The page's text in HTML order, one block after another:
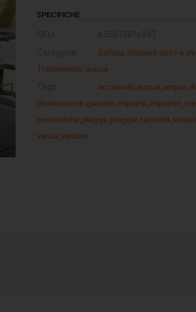
SPECIFICHE
Edilizia Impianti idrici e
Trattamento acque
accumulo acqua acque
disoleazione gazebo impianti impianto
meteoriche piogge pioggia raccolta
vasca vasche